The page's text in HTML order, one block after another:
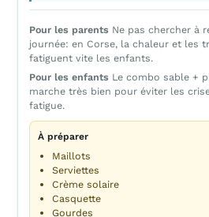
Pour les parents Ne pas chercher à
journée: en Corse, la chaleur et les
fatiguent vite les enfants.
Pour les enfants Le combo sable +
marche très bien pour éviter les
fatigue.
À préparer
Maillots
Serviettes
Crème solaire
Casquette
Gourdes